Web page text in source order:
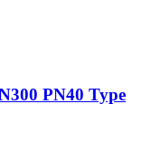
PN40 Type